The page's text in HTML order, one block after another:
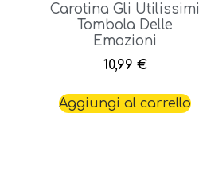
Carotina Gli Utilissimi
Tombola Delle
Emozioni
10,99 €
Aggiungi al carrello